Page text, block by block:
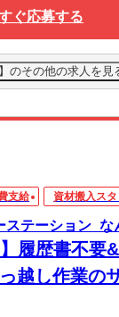
ぐ応募する
のその他の求人を見
支給 資材搬入スタ
テーション_な
】履歴書不要
越し作業の